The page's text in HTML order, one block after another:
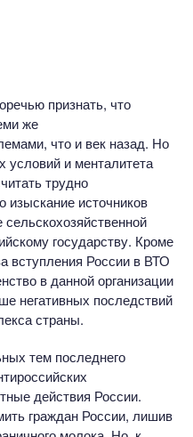
признать, что
же
что и век назад. Но
условий и менталитета
трудно
источников
государству. Кроме
вступления России в ВТО
в данной организации
негативных последствий
страны.
тем последнего
действия России.
граждан России, лишив